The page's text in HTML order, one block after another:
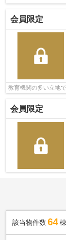
会員限定
教育機関の多い立地で
会員限定
該当物件数 64棟